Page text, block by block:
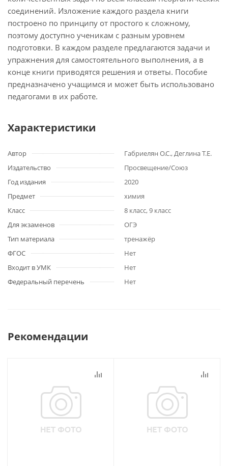
соединений. Изложение каждого раздела книги
построено по принципу от простого к сложному,
поэтому доступно ученикам с разным уровнем
подготовки. В каждом разделе предлагаются задачи и
упражнения для самостоятельного выполнения, а в
конце книги приводятся решения и ответы. Пособие
предназначено учащимся и может быть использовано
педагогами в их работе.
Характеристики
Автор
Габриелян О.С., Деглина Т.Е.
Издательство
Просвещение/Союз
Год издания
2020
Предмет
химия
Класс
8 класс, 9 класс
Для экзаменов
ОГЭ
Тип материала
тренажёр
ФГОС
Нет
Входит в УМК
Нет
Федеральный перечень
Нет
Рекомендации